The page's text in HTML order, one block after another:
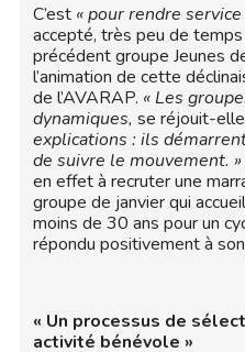
C’est « pour rendre service
accepté, très peu de
précédent groupe Jeunes
l’animation de cette
de l’AVARAP. « Les
dynamiques, se réjouit-
explications : ils
de suivre le mouvement. »
en effet à recruter une
groupe de janvier qui
moins de 30 ans pour un
répondu positivement à
« Un processus de
activité bénévole »